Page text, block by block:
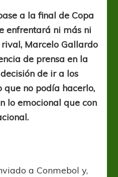
corazón,
a
veces
pierde
la
razón”
a la final de Copa
enfrentará ni más ni
Marcelo Gallardo
de prensa en la
de ir a los
que no podía hacerlo,
lo emocional que con
a Conmebol y,